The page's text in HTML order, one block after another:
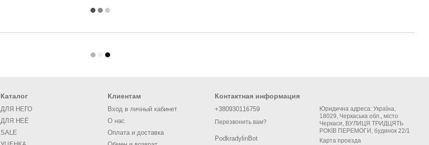
Каталог
ДЛЯ НЕГО
ДЛЯ НЕЁ
SALE
Клиентам
Вход в личный кабинет
О нас
Оплата и доставка
Контактная информация
+380930116759
Перезвонить вам?
PodkradylinBot
Юридична адреса: Україна,
18029, Черкаська обл., місто
Черкаси, ВУЛИЦЯ ТРИДЦЯТЬ
РОКІВ ПЕРЕМОГИ, будинок 22/1
Карта проезда